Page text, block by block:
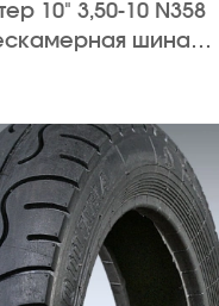
10" 3,50-10 N358
шина